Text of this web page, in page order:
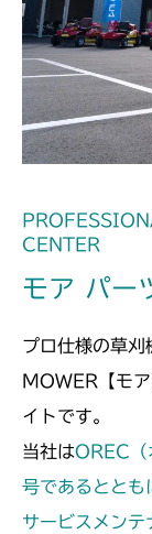
CENTER
モア パー
プロ仕様の草刈
MOWER【モ
イトです。
当社はOREC（
号であるとと
サービスメンテ